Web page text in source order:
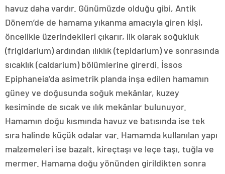
havuz daha vardır. Günümüzde olduğu gibi, Antik
Dönem’de de hamama yıkanma amacıyla giren kişi,
öncelikle üzerindekileri çıkarır, ilk olarak soğukluk
(frigidarium) ardından ılıklık (tepidarium) ve sonrasında
sıcaklık (caldarium) bölümlerine girerdi. İssos
Epiphaneia’da asimetrik planda inşa edilen hamamın
güney ve doğusunda soğuk mekânlar, kuzey
kesiminde de sıcak ve ılık mekânlar bulunuyor.
Hamamın doğu kısmında havuz ve batısında ise tek
sıra halinde küçük odalar var. Hamamda kullanılan yapı
malzemeleri ise bazalt, kireçtaşı ve leçe taşı, tuğla ve
mermer. Hamama doğu yönünden girildikten sonra